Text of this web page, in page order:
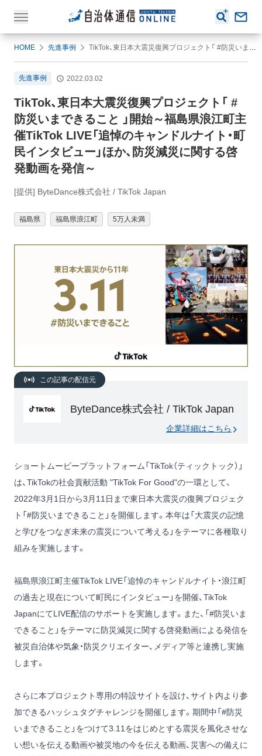
HOME 先進事例 TikTok、東日本大震災復興プロジェクト「 #防災いまできること 」開始～福島県浪江町主催TikTok LIVE「追悼のキャンドルナイト・町民インタビュー」ほか、防災減災に関する啓発動画を発信～
先進事例 2022.03.02
TikTok、東日本大震災復興プロジェクト「 #
防災いまできること 」開始～福島県浪江町主
催TikTok LIVE「追悼のキャンドルナイト・町
民インタビュー」ほか、防災減災に関する啓
発動画を発信～
[提供] ByteDance株式会社 / TikTok Japan
福島県 福島県浪江町 5万人未満
この記事の配信元
ByteDance株式会社 / TikTok Japan
企業詳細はこちら
ショートムービープラットフォーム「TikTok（ティックトック）」
は、TikTokの社会貢献活動 "TikTok For Good"の一環として、
2022年3月1日から3月11日まで東日本大震災の復興プロジェク
ト「#防災いまできること」を開催します。本年は「大震災の記憶
と学びをつなぎ未来の震災について考える」をテーマに各種取り
組みを実施します。
福島県浪江町主催TikTok LIVE「追悼のキャンドルナイト・浪江町
の過去と現在について町民にインタビュー」を開催、TikTok
JapanにてLIVE配信のサポートを実施します。また、「#防災いま
できること」をテーマに防災減災に関する啓発動画による発信を
被災自治体や気象・防災クリエイター、メディア等と連携し実施
します。
さらに本プロジェクト専用の特設サイトを設け、サイト内より参
加できるハッシュタグチャレンジを開催します。期間中「#防災
いまできること」をつけて3.11をはじめとする震災を風化させな
い想いを伝える動画や被災地の今を伝える動画、災害への備えに